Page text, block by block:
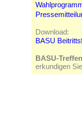
Download:
BASU
BASU-
erkundigen